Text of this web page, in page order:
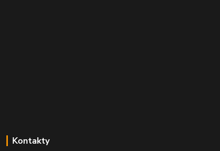
Kontakty